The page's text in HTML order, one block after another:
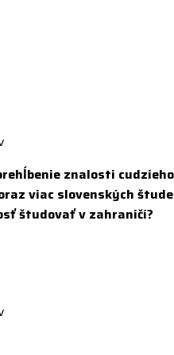
znalosti
viac slovenských
študovať v zahraničí?